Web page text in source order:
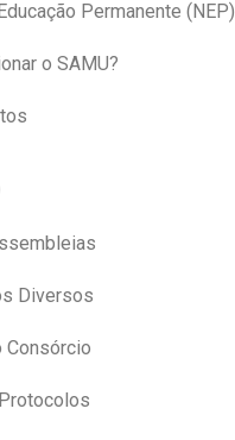
Permanente (NEP)
o SAMU?
Diversos
Consórcio